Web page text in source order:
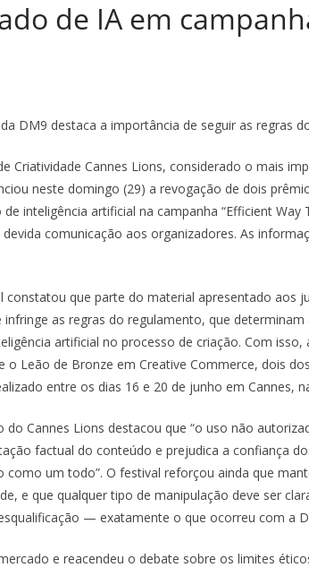
de IA em
DM9 destaca a importância de seguir as
Criatividade Cannes Lions, considerado o mais
neste domingo (29) a revogação de dois
inteligência artificial na campanha “Efficient Way
comunicação aos organizadores. As
constatou que parte do material apresentado aos
as regras do regulamento, que
artificial no processo de criação. Com isso,
o Leão de Bronze em Creative Commerce, dois
entre os dias 16 e 20 de junho em Cannes,
do Cannes Lions destacou que “o uso não
factual do conteúdo e prejudica a confiança
como um todo”. O festival reforçou ainda que
e que qualquer tipo de manipulação deve ser
— exatamente o que ocorreu com a
e reacendeu o debate sobre os limites